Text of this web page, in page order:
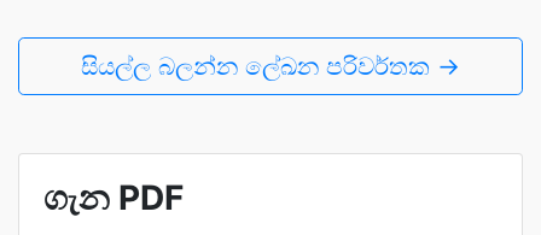
සියල්ල බලන්න ලේඛන පරිවර්තක →
ගැන PDF